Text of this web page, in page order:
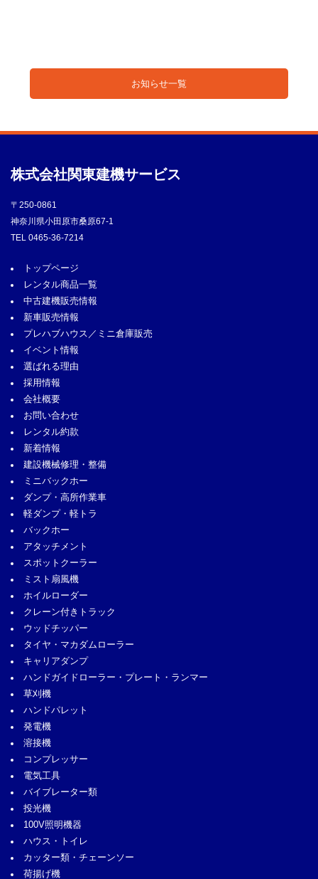
お知らせ一覧
株式会社関東建機サービス
〒250-0861
神奈川県小田原市桑原67-1
TEL 0465-36-7214
トップページ
レンタル商品一覧
中古建機販売情報
新車販売情報
プレハブハウス／ミニ倉庫販売
イベント情報
選ばれる理由
採用情報
会社概要
お問い合わせ
レンタル約款
新着情報
建設機械修理・整備
ミニバックホー
ダンプ・高所作業車
軽ダンプ・軽トラ
バックホー
アタッチメント
スポットクーラー
ミスト扇風機
ホイルローダー
クレーン付きトラック
ウッドチッパー
タイヤ・マカダムローラー
キャリアダンプ
ハンドガイドローラー・プレート・ランマー
草刈機
ハンドパレット
発電機
溶接機
コンプレッサー
電気工具
バイブレーター類
投光機
100V照明機器
ハウス・トイレ
カッター類・チェーンソー
荷揚げ機